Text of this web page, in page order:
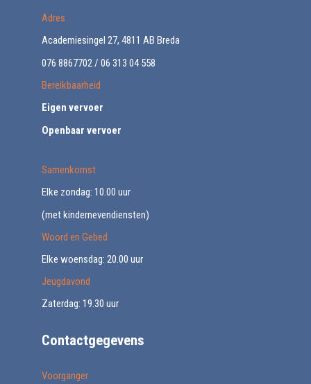
Adres
Academiesingel 27, 4811 AB Breda
076 8867702 / 06 313 04 558
Bereikbaarheid
Eigen vervoer
Openbaar vervoer
Samenkomst
Elke zondag: 10.00 uur
(met kindernevendiensten)
Woord en Gebed
Elke woensdag: 20.00 uur
Jeugdavond
Zaterdag: 19.30 uur
Contactgegevens
Voorganger